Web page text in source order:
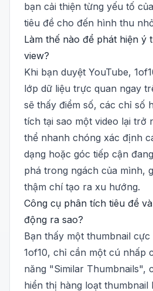
bạn cải thiện từng yếu tố
tiêu đề cho đến hình thu
Làm thế nào để phát hiện
view?
Khi bạn duyệt YouTube,
lớp dữ liệu trực quan ngay
sẽ thấy điểm số, các chỉ số
tích tại sao một video lại trở
thể nhanh chóng xác định
dạng hoặc góc tiếp cận
phá trong ngách của mình,
thậm chí tạo ra xu hướng.
Công cụ phân tích tiêu đề
động ra sao?
Bạn thấy một thumbnail
1of10, chỉ cần một cú nhấp
năng "Similar Thumbnails",
hiển thị hàng loạt thumbnail